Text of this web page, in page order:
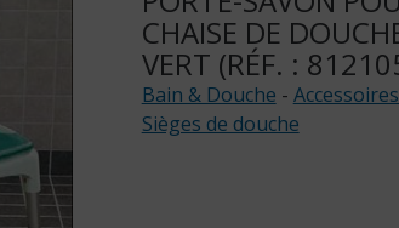
CHAISE DE
VERT (RÉF. :
Bain & Douche -
Sièges de douche